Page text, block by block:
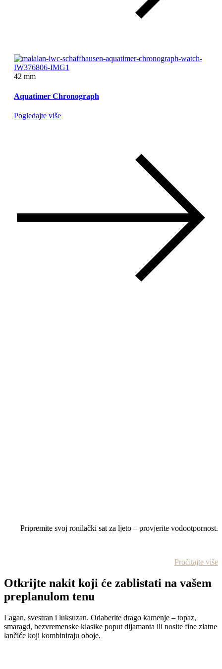
42 mm
Aquatimer Chronograph
Pogledajte više
Pripremite svoj ronilački sat za ljeto – provjerite vodootpornost.
Pročitajte više
Otkrijte nakit koji će zablistati na vašem
preplanulom tenu
Lagan, svestran i luksuzan. Odaberite drago kamenje – topaz,
smaragd, bezvremenske klasike poput dijamanta ili nosite fine zlatne
lančiće koji kombiniraju oboje.